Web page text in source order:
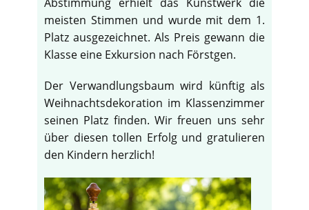
meisten Stimmen und wurde mit dem 1.
Platz ausgezeichnet. Als Preis gewann die
Klasse eine Exkursion nach Förstgen.
Der Verwandlungsbaum wird künftig als
Weihnachtsdekoration im Klassenzimmer
seinen Platz finden. Wir freuen uns sehr
über diesen tollen Erfolg und gratulieren
den Kindern herzlich!